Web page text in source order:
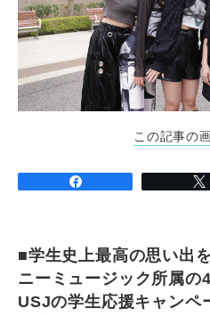
この記事の
■学生史上最高の思い出
ニーミュージック所属の
USJの学生応援キャンペ